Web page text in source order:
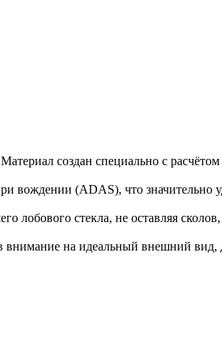
создан специально с
(ADAS), что значительно
лобового стекла, не оставляя
на идеальный внешний вид,